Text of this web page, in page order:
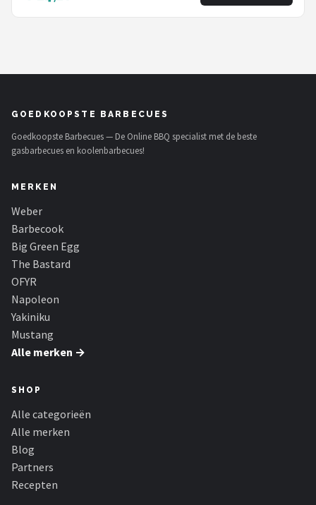
GOEDKOOPSTE BARBECUES
Goedkoopste Barbecues — De Online BBQ specialist met de beste
gasbarbecues en koolenbarbecues!
MERKEN
Weber
Barbecook
Big Green Egg
The Bastard
OFYR
Napoleon
Yakiniku
Mustang
Alle merken →
SHOP
Alle categorieën
Alle merken
Blog
Partners
Recepten